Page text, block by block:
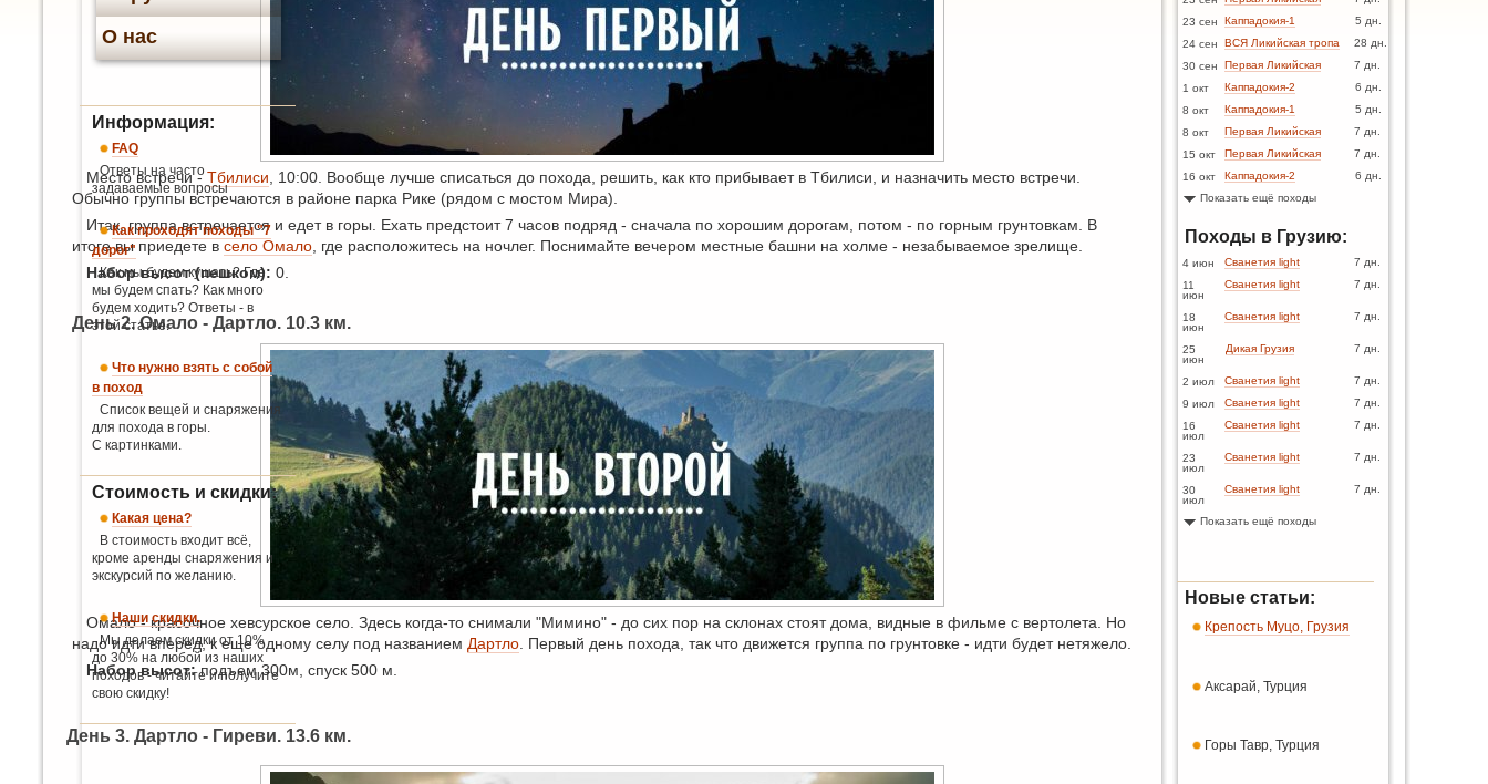
Место встречи -Тбилиси , 10:00. Вообще лучше списаться до похода, решить, как кто прибывает в Тбилиси, и назначить место встречи.
Обычно группы встречаются в районе парка Рике (рядом с мостом Мира).
Итак, группа встречается и едет в горы. Ехать предстоит 7 часов подряд - сначала по хорошим дорогам, потом - по горным грунтовкам. В
итоге вы приедете в село Омало , где расположитесь на ночлег. Поснимайте вечером местные башни на холме - незабываемое зрелище.
Набор высот (пешком): 0.
День 2. Омало - Дартло. 10.3 км.
Омало - красочное хевсурское село. Здесь когда-то снимали "Мимино" - до сих пор на склонах стоят дома, видные в фильме с вертолета. Но
надо идти вперед, к еще одному селу под названием Дартло . Первый день похода, так что движется группа по грунтовке - идти будет нетяжело.
Набор высот:подъем 300м, спуск 500 м.
День 3. Дартло - Гиреви. 13.6 км.
О нас
Информация:
FAQ
Ответы на часто
задаваемые вопросы
Как проходят походы "7
дорог"
Как мы будем кушать? Где
мы будем спать? Как много
будем ходить? Ответы - в
этой статье.
Что нужно взять с собой
в поход
Список вещей и снаряжения
для похода в горы.
С картинками.
Стоимость и скидки:
Какая цена?
В стоимость входит всё,
кроме аренды снаряжения и
экскурсий по желанию.
Наши скидки.
Мы делаем скидки от 10%
до 30% на любой из наших
походов - читайте и получите
свою скидку!
23 сен
Каппадокия-1
5 дн.
24 сен
ВСЯ Ликийская тропа
28 дн.
30 сен
Первая Ликийская
7 дн.
1 окт
Каппадокия-2
6 дн.
8 окт
Каппадокия-1
5 дн.
8 окт
Первая Ликийская
7 дн.
15 окт
Первая Ликийская
7 дн.
16 окт
Каппадокия-2
6 дн.
Показать ещё походы
Походы в Грузию:
4 июн Сванетия light
7 дн.
11
июн
Сванетия light 7 дн.
18
июн
Сванетия light 7 дн.
25
июн
Дикая Грузия 7 дн.
2 июл Сванетия light
7 дн.
9 июл
Сванетия light
7 дн.
16
июл
Сванетия light 7 дн.
23
июл
Сванетия light 7 дн.
30
июл
Сванетия light 7 дн.
Показать ещё походы
Новые статьи:
Крепость Муцо, Грузия
Аксарай, Турция
Горы Тавр, Турция